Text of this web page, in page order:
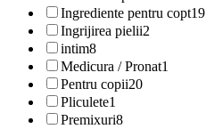
Ingrediente pentru copt19
Ingrijirea pielii2
intim8
Medicura / Pronat1
Pentru copii20
Pliculete1
Premixuri8